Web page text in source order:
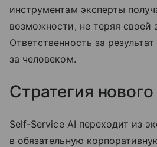
инструментам эксперты
возможности, не теряя своей
Ответственность за
за человеком.
Стратегия
Self-Service AI переходит из
в обязательную